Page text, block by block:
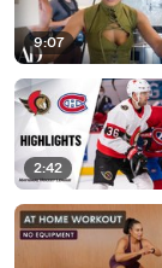
9:07
2:42